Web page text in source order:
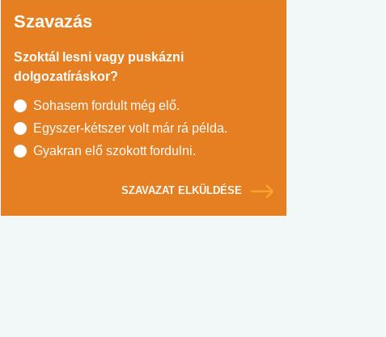
Szavazás
Szoktál lesni vagy puskázni
dolgozatíráskor?
Sohasem fordult még elő.
Egyszer-kétszer volt már rá példa.
Gyakran elő szokott fordulni.
SZAVAZAT ELKÜLDÉSE